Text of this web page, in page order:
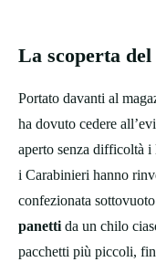
La scoperta
Portato davanti al
ha dovuto cedere
aperto senza difficoltà
i Carabinieri hanno
confezionata
panetti da un chilo
pacchetti più piccoli,